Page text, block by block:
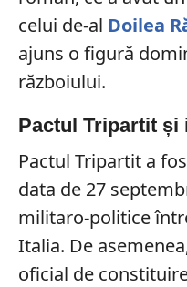
celui de-al Doilea
ajuns o figură
războiului.
Pactul Tripartit și
Pactul Tripartit a
data de 27
militaro-politice
Italia. De
oficial de